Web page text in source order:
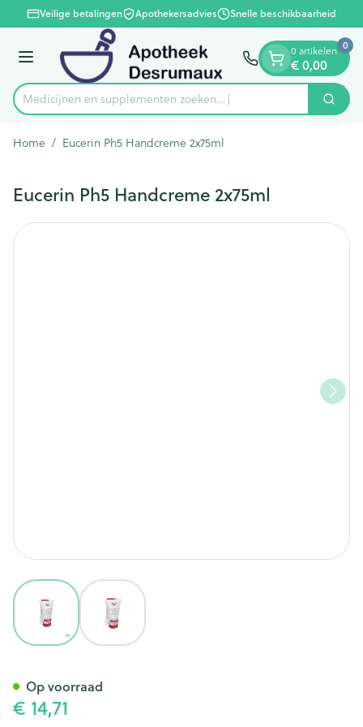
Ga naar de inhoud
1 van 1Veilige betalingen Apothekersadvies Snelle beschikbaarheid
Menu
Product, merk, categorie...
Medicijnen en supplementen zoeken... Zoek
0 artikelen
€ 0,00
0
Home / Eucerin Ph5 Handcreme 2x75ml
Eucerin Ph5 Handcreme 2x75ml
View larger imageView larger image
€ 14,71
Op voorraad